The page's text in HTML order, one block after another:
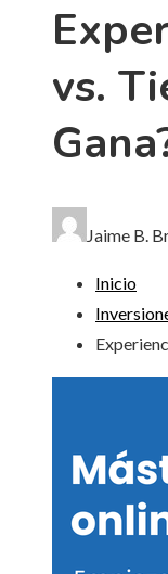
vs.
Jaime B.
Inicio